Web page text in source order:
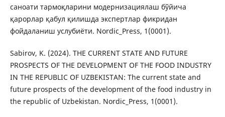
саноати тармоқларини модернизациялаш бўйича
қарорлар қабул қилишда экспертлар фикридан
фойдаланиш услубиёти. Nordic_Press, 1(0001).
Sabirov, K. (2024). THE CURRENT STATE AND FUTURE
PROSPECTS OF THE DEVELOPMENT OF THE FOOD INDUSTRY
IN THE REPUBLIC OF UZBEKISTAN: The current state and
future prospects of the development of the food industry in
the republic of Uzbekistan. Nordic_Press, 1(0001).